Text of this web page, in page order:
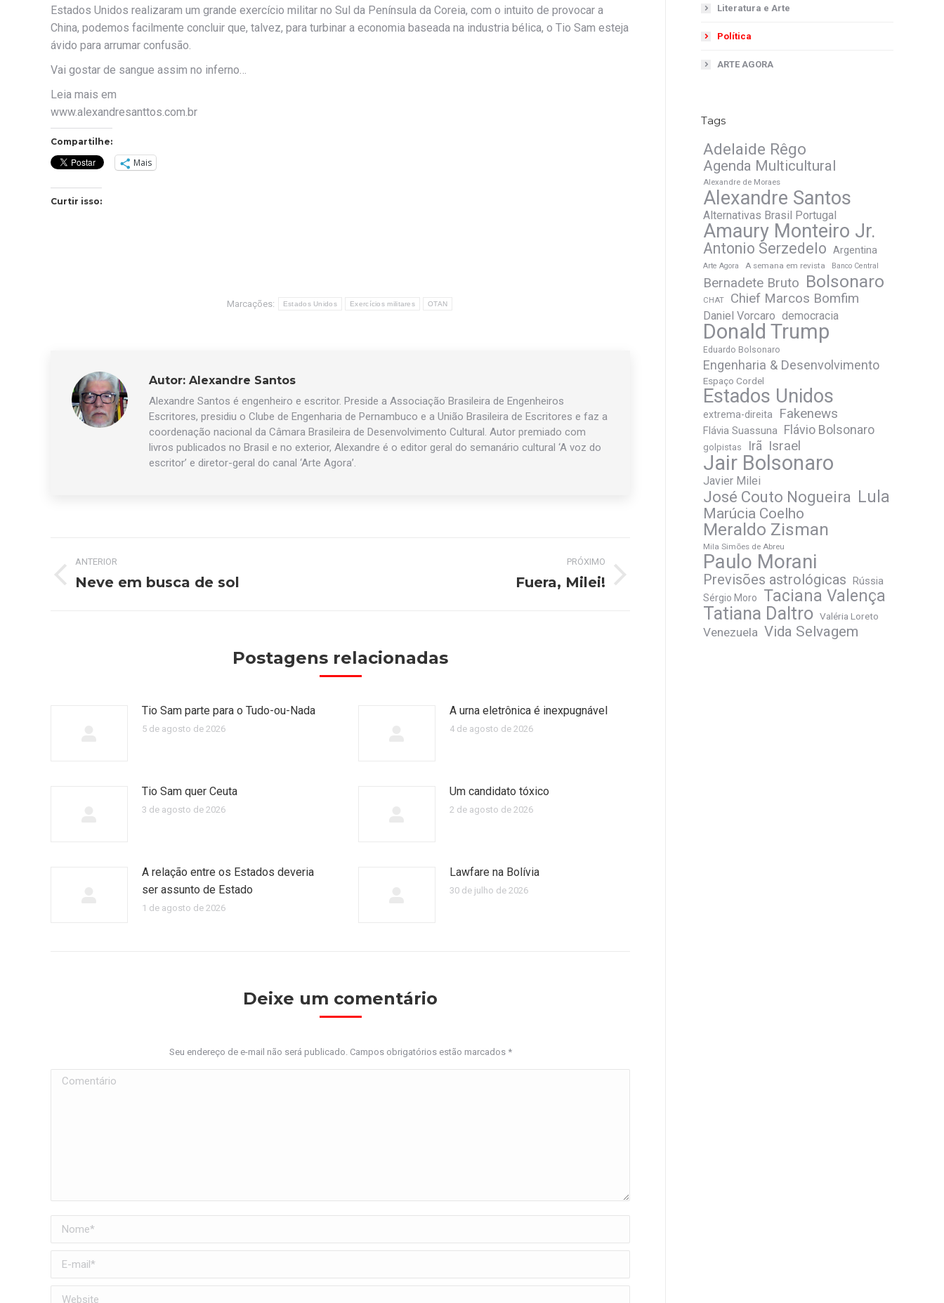
Estados Unidos realizaram um grande exercício militar no Sul da Península da Coreia, com o intuito de provocar a
China, podemos facilmente concluir que, talvez, para turbinar a economia baseada na industria bélica, o Tio Sam esteja
ávido para arrumar confusão.
Vai gostar de sangue assim no inferno…
Leia mais em
www.alexandresanttos.com.br
Compartilhe:
Mais
Curtir isso:
Marcações: Estados Unidos Exercícios militares OTAN
Autor: Alexandre Santos
Alexandre Santos é engenheiro e escritor. Preside a Associação Brasileira de Engenheiros
Escritores, presidiu o Clube de Engenharia de Pernambuco e a União Brasileira de Escritores e faz a
coordenação nacional da Câmara Brasileira de Desenvolvimento Cultural. Autor premiado com
livros publicados no Brasil e no exterior, Alexandre é o editor geral do semanário cultural ‘A voz do
escritor’ e diretor-geral do canal ‘Arte Agora’.
Navegação
de
ANTERIOR
Post
Neve em busca de sol
PRÓXIMO
Fuera, Milei!
Postagens relacionadas
Tio Sam parte para o Tudo-ou-Nada
5 de agosto de 2026
A urna eletrônica é inexpugnável
4 de agosto de 2026
Tio Sam quer Ceuta
3 de agosto de 2026
Um candidato tóxico
2 de agosto de 2026
A relação entre os Estados deveria
ser assunto de Estado
1 de agosto de 2026
Lawfare na Bolívia
30 de julho de 2026
Deixe um comentário
Seu endereço de e-mail não será publicado. Campos obrigatórios estão marcados *
Comentário
Nome *
E-mail *
Website
Literatura e Arte
Política
ARTE AGORA
Tags
Adelaide Rêgo
Agenda Multicultural
Alexandre de Moraes
Alexandre Santos
Alternativas Brasil Portugal
Amaury Monteiro Jr.
Antonio Serzedelo Argentina
Arte Agora A semana em revista Banco Central
Bernadete Bruto Bolsonaro
CHAT Chief Marcos Bomfim
Daniel Vorcaro democracia
Donald Trump
Eduardo Bolsonaro
Engenharia & Desenvolvimento
Espaço Cordel
Estados Unidos
extrema-direita Fakenews
Flávia Suassuna Flávio Bolsonaro
golpistas Irã Israel
Jair Bolsonaro
Javier Milei
José Couto Nogueira Lula
Marúcia Coelho
Meraldo Zisman
Mila Simões de Abreu
Paulo Morani
Previsões astrológicas Rússia
Sérgio Moro Taciana Valença
Tatiana Daltro Valéria Loreto
Venezuela Vida Selvagem